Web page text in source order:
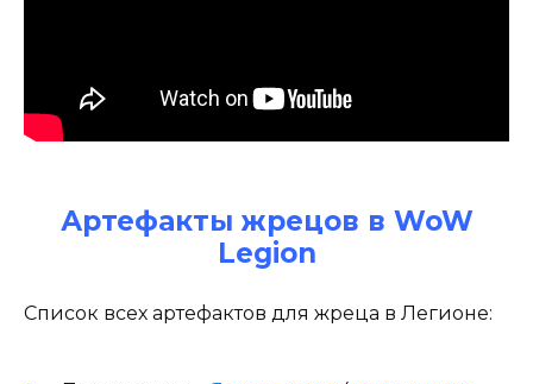
Артефакты жрецов в WoW
Legion
Список всех артефактов для жреца в Легионе: